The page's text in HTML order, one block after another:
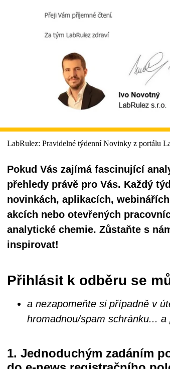
LabRulez: Pravidelné týdenní Novinky z portálu
Pokud Vás zajímá fascinující
přehledy právě pro Vás. Každý
novinkách, aplikacích,
akcích nebo otevřených
analytické chemie. Zůstaňte s
inspirovat!
Přihlásit k odběru se
a nezapomeňte si případně v
hromadnou/spam schránku...
1. Jednoduchým zadáním